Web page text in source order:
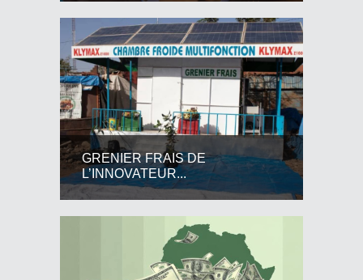
GRENIER FRAIS DE
L’INNOVATEUR...